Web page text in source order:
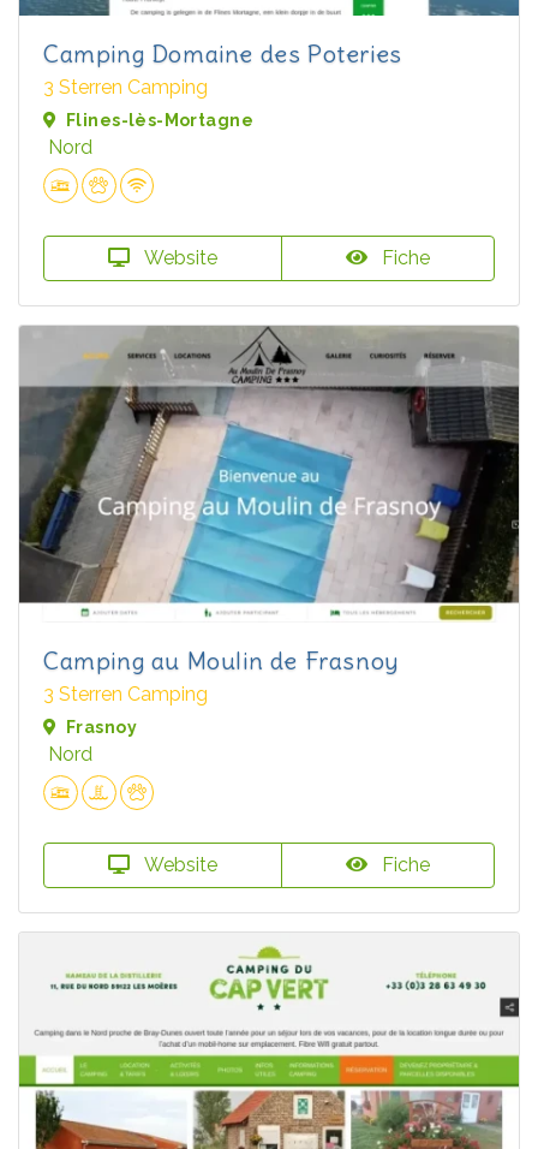
Camping Domaine des Poteries
3 Sterren Camping
Flines-lès-Mortagne
Nord
Website Fiche
Camping au Moulin de Frasnoy
3 Sterren Camping
Frasnoy
Nord
Website Fiche